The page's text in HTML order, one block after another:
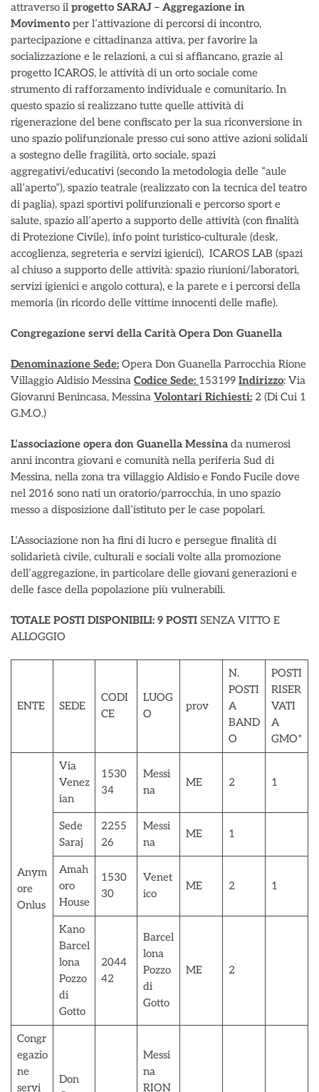
attraverso il progetto SARAJ – Aggregazione in
Movimento per l’attivazione di percorsi di incontro,
partecipazione e cittadinanza attiva, per favorire la
socializzazione e le relazioni, a cui si affiancano, grazie al
progetto ICAROS, le attività di un orto sociale come
strumento di rafforzamento individuale e comunitario. In
questo spazio si realizzano tutte quelle attività di
rigenerazione del bene confiscato per la sua riconversione in
uno spazio polifunzionale presso cui sono attive azioni solidali
a sostegno delle fragilità, orto sociale, spazi
aggregativi/educativi (secondo la metodologia delle “aule
all’aperto”), spazio teatrale (realizzato con la tecnica del teatro
di paglia), spazi sportivi polifunzionali e percorso sport e
salute, spazio all’aperto a supporto delle attività (con finalità
di Protezione Civile), info point turistico-culturale (desk,
accoglienza, segreteria e servizi igienici), ICAROS LAB (spazi
al chiuso a supporto delle attività: spazio riunioni/laboratori,
servizi igienici e angolo cottura), e la parete e i percorsi della
memoria (in ricordo delle vittime innocenti delle mafie).
Congregazione servi della Carità Opera Don Guanella
Denominazione Sede: Opera Don Guanella Parrocchia Rione
Villaggio Aldisio Messina Codice Sede: 153199 Indirizzo: Via
Giovanni Benincasa, Messina Volontari Richiesti: 2 (Di Cui 1
G.M.O.)
L’associazione opera don Guanella Messina da numerosi
anni incontra giovani e comunità nella periferia Sud di
Messina, nella zona tra villaggio Aldisio e Fondo Fucile dove
nel 2016 sono nati un oratorio/parrocchia, in uno spazio
messo a disposizione dall’istituto per le case popolari.
L’Associazione non ha fini di lucro e persegue finalità di
solidarietà civile, culturali e sociali volte alla promozione
dell’aggregazione, in particolare delle giovani generazioni e
delle fasce della popolazione più vulnerabili.
TOTALE POSTI DISPONIBILI: 9 POSTI SENZA VITTO E
ALLOGGIO
ENTE SEDE
CODI
CE
LUOG
O
prov
N.
POSTI
A
BAND
O
POSTI
RISER
VATI
A
GMO*
Anym
ore
Onlus
Via
Venez
ian
1530
34
Messi
na
ME 2 1
Sede
Saraj
2255
26
Messi
na
ME 1
Amah
oro
House
1530
30
Venet
ico
ME 2 1
Kano
Barcel
lona
Pozzo
di
Gotto
2044
42
Barcel
lona
Pozzo
di
Gotto
ME 2
Congr
egazio
ne
servi
Don
Messi
na
RION